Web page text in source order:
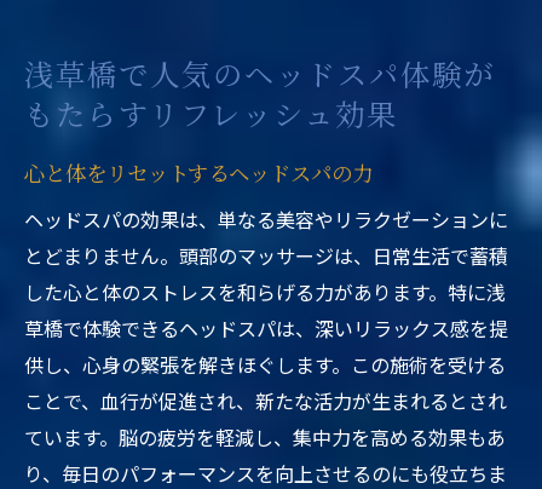
浅草橋で人気のヘッドスパ体験が
もたらすリフレッシュ効果
心と体をリセットするヘッドスパの力
ヘッドスパの効果は、単なる美容やリラクゼーションに
とどまりません。頭部のマッサージは、日常生活で蓄積
した心と体のストレスを和らげる力があります。特に浅
草橋で体験できるヘッドスパは、深いリラックス感を提
供し、心身の緊張を解きほぐします。この施術を受ける
ことで、血行が促進され、新たな活力が生まれるとされ
ています。脳の疲労を軽減し、集中力を高める効果もあ
り、毎日のパフォーマンスを向上させるのにも役立ちま